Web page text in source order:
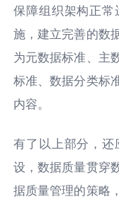
保障组织架构正
施，建⽴完善的数
为元数据标准、主
标准、数据分类标
内容。
有了以上部分，
设，数据质量贯穿
据质量管理的策略